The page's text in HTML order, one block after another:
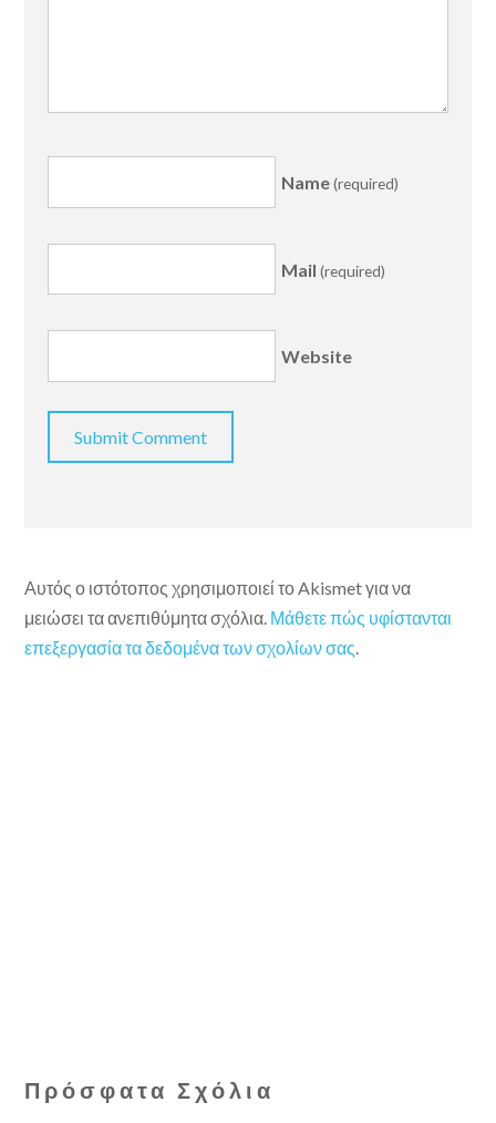
Name(required)
Mail (required)
Website
Αυτός ο ιστότοπος χρησιμοποιεί το Akismet για να
μειώσει τα ανεπιθύμητα σχόλια. Μάθετε πώς υφίστανται
επεξεργασία τα δεδομένα των σχολίων σας
Πρόσφατα Σχόλια